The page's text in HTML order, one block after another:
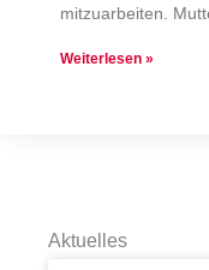
mitzuarbeiten.
Weiterlesen »
Aktuelles